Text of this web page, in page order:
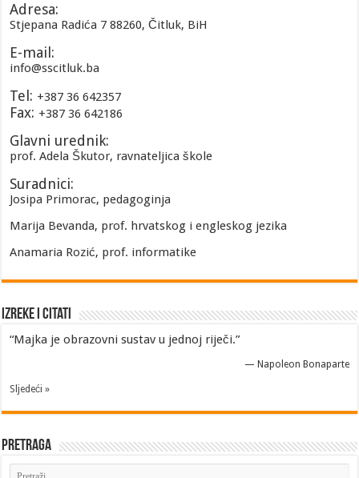
Adresa:
Stjepana Radića 7 88260, Čitluk, BiH
E-mail:
info@sscitluk.ba
Tel: +387 36 642357
Fax: +387 36 642186
Glavni urednik:
prof. Adela Škutor, ravnateljica škole
Suradnici:
Josipa Primorac, pedagoginja
Marija Bevanda, prof. hrvatskog i engleskog jezika
Anamaria Rozić, prof. informatike
Izreke i Citati
“Majka je obrazovni sustav u jednoj riječi.”
— Napoleon Bonaparte
Sljedeći »
Pretraga